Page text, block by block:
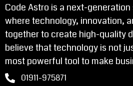
Code Astro is a next-
where technology, innovation,
together to create high-quality
believe that technology is not
most powerful tool to make
01911-975871